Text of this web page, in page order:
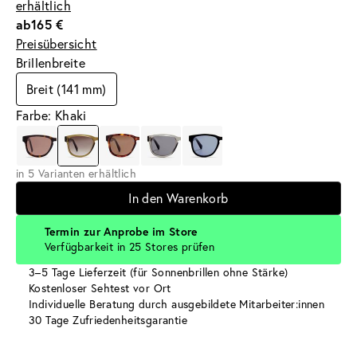
erhältlich
ab165 €
Preisübersicht
Brillenbreite
Breit (141 mm)
Farbe: Khaki
in 5 Varianten erhältlich
In den Warenkorb
Termin zur Anprobe im Store
Verfügbarkeit in 25 Stores prüfen
3–5 Tage Lieferzeit (für Sonnenbrillen ohne Stärke)
Kostenloser Sehtest vor Ort
Individuelle Beratung durch ausgebildete Mitarbeiter:innen
30 Tage Zufriedenheitsgarantie